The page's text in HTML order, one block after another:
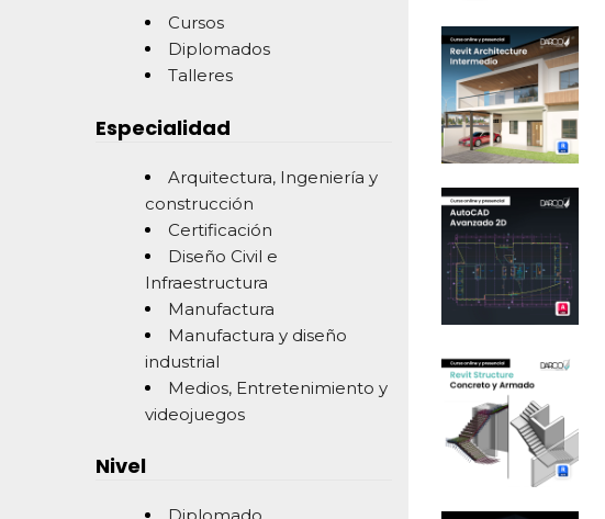
Cursos
Diplomados
Talleres
Especialidad
Arquitectura, Ingeniería y
construcción
Certificación
Diseño Civil e
Infraestructura
Manufactura
Manufactura y diseño
industrial
Medios, Entretenimiento y
videojuegos
Nivel